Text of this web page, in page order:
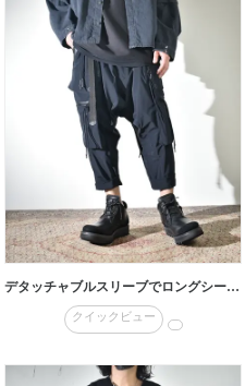
デタッチャブルスリーブでロングシーズン対応
クイックビュー